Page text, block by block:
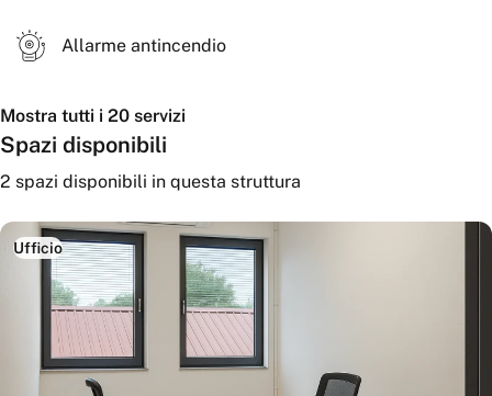
Allarme antincendio
Mostra tutti i 20 servizi
Spazi disponibili
2 spazi disponibili in questa struttura
Ufficio